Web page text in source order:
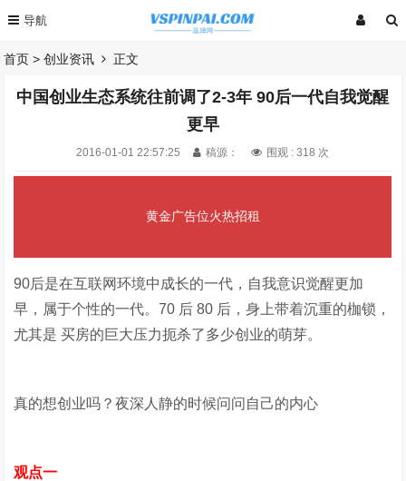
首页 >创业资讯 正文
中国创业生态系统往前调了2-3年 90后一代自我觉醒
更早
2016-01-01 22:57:25 稿源： 围观 :318 次
黄金广告位火热招租
90后是在互联网环境中成长的一代，自我意识觉醒更加
早，属于个性的一代。70 后 80 后，身上带着沉重的枷锁，
尤其是 买房的巨大压力扼杀了多少创业的萌芽。
真的想创业吗？夜深人静的时候问问自己的内心
观点一